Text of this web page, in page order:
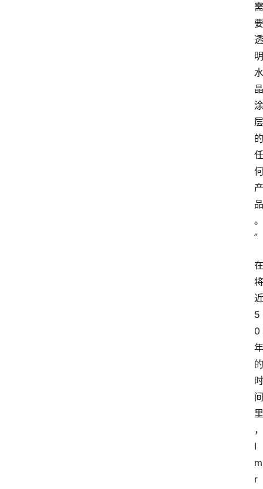
需
要
透
明
水
晶
涂
层
的
任
何
产
品
。
”
在
将
近
5
0
年
的
时
间
里
，
I
m
r